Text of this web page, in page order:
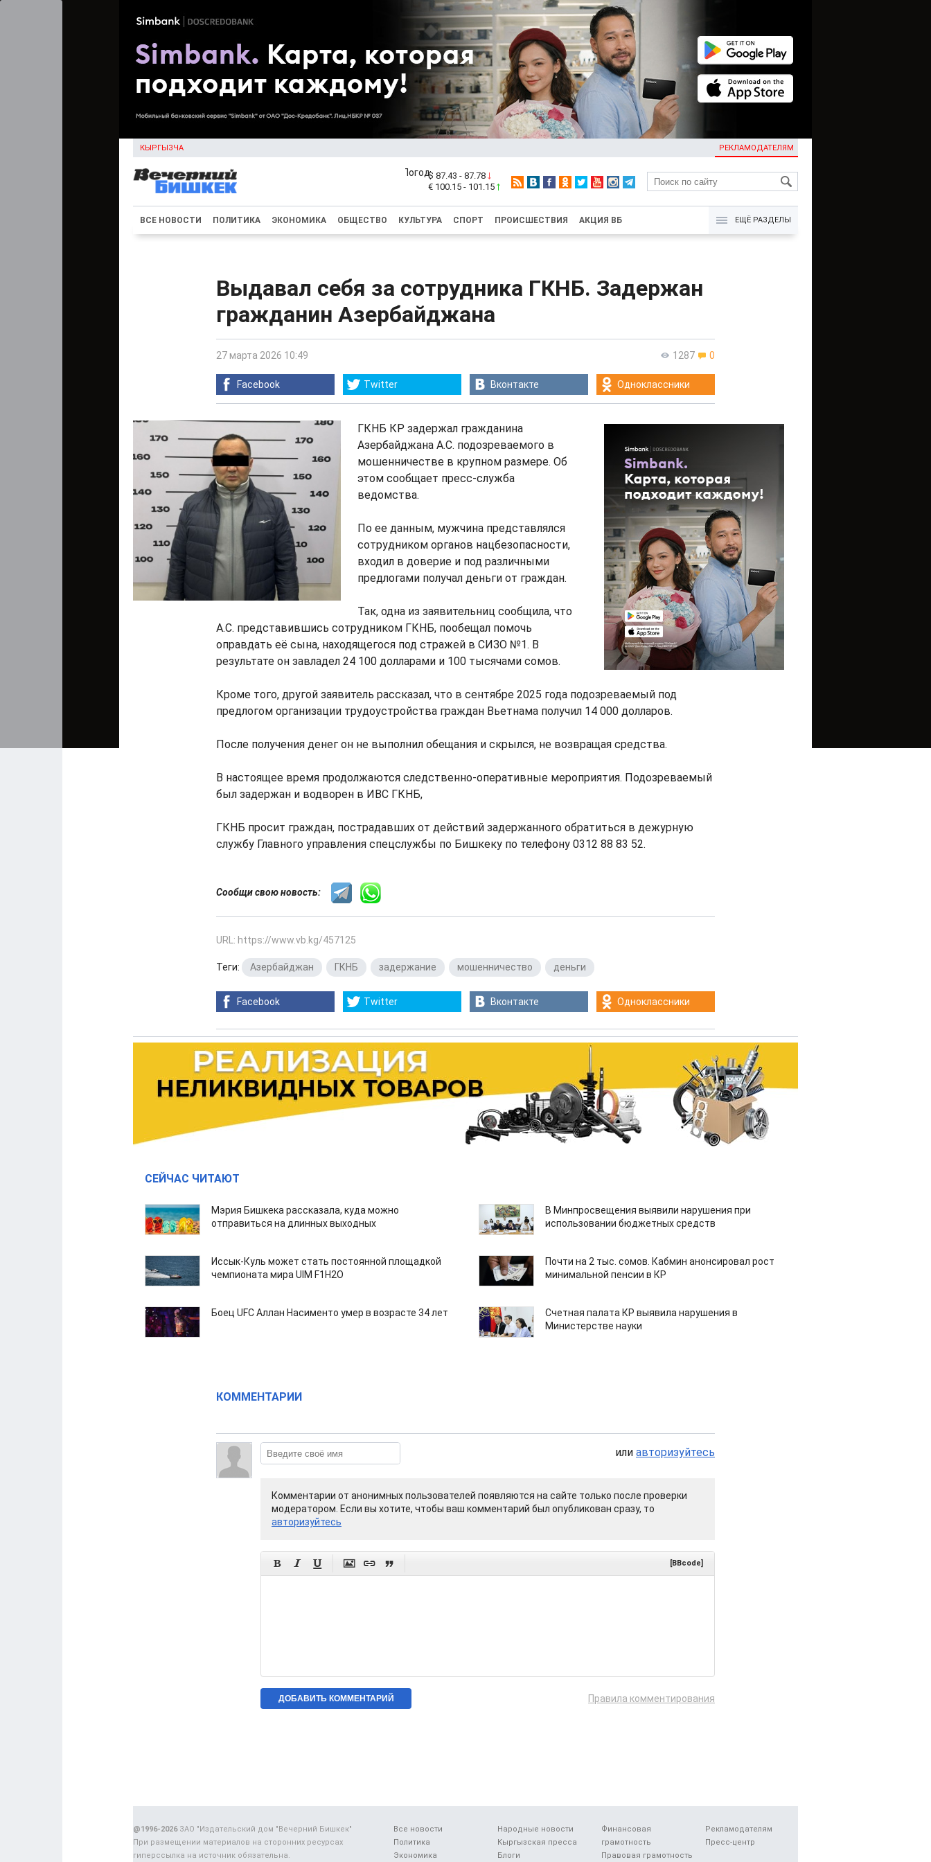
КЫРГЫЗЧА РЕКЛАМОДАТЕЛЯМ
KG
$ 87.43 - 87.78
€ 100.15 - 101.15
ВСЕ НОВОСТИ ПОЛИТИКА ЭКОНОМИКА ОБЩЕСТВО КУЛЬТУРА СПОРТ ПРОИСШЕСТВИЯ АКЦИЯ ВБ ЕЩЁ РАЗДЕЛЫ
Выдавал себя за сотрудника ГКНБ. Задержан
гражданин Азербайджана
1287 0
27 марта 2026 10:49
Facebook Twitter Вконтакте Одноклассники
ГКНБ КР задержал гражданина
Азербайджана А.С. подозреваемого в
мошенничестве в крупном размере. Об
этом сообщает пресс-служба
ведомства.
По ее данным, мужчина представлялся
сотрудником органов нацбезопасности,
входил в доверие и под различными
предлогами получал деньги от граждан.
Так, одна из заявительниц сообщила, что
А.С. представившись сотрудником ГКНБ, пообещал помочь
оправдать её сына, находящегося под стражей в СИЗО №1. В
результате он завладел 24 100 долларами и 100 тысячами сомов.
Кроме того, другой заявитель рассказал, что в сентябре 2025 года подозреваемый под
предлогом организации трудоустройства граждан Вьетнама получил 14 000 долларов.
После получения денег он не выполнил обещания и скрылся, не возвращая средства.
В настоящее время продолжаются следственно-оперативные мероприятия. Подозреваемый
был задержан и водворен в ИВС ГКНБ,
ГКНБ просит граждан, пострадавших от действий задержанного обратиться в дежурную
службу Главного управления спецслужбы по Бишкеку по телефону 0312 88 83 52.
Сообщи свою новость:
URL: https://www.vb.kg/457125
Теги: Азербайджан ГКНБ задержание мошенничество деньги
Facebook Twitter Вконтакте Одноклассники
СЕЙЧАС ЧИТАЮТ
Мэрия Бишкека рассказала, куда можно
отправиться на длинных выходных
В Минпросвещения выявили нарушения при
использовании бюджетных средств
Иссык-Куль может стать постоянной площадкой
чемпионата мира UIM F1H2O
Почти на 2 тыс. сомов. Кабмин анонсировал рост
минимальной пенсии в КР
Боец UFC Аллан Насименто умер в возрасте 34 лет
Счетная палата КР выявила нарушения в
Министерстве науки
КОММЕНТАРИИ
или авторизуйтесь
Комментарии от анонимных пользователей появляются на сайте только после проверки
модератором. Если вы хотите, чтобы ваш комментарий был опубликован сразу, то
авторизуйтесь
      [BBcode]
Правила комментирования
Все новости
Политика
Экономика
Народные новости
Кыргызская пресса
Блоги
Финансовая
грамотность
Правовая грамотность
Рекламодателям
Пресс-центр
@1996-2026ЗАО "Издательский дом "Вечерний Бишкек"
При размещении материалов на сторонних ресурсах
гиперссылка на источник обязательна.